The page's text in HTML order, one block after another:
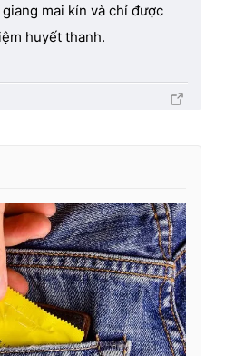
mai kín và chỉ được
huyết thanh.